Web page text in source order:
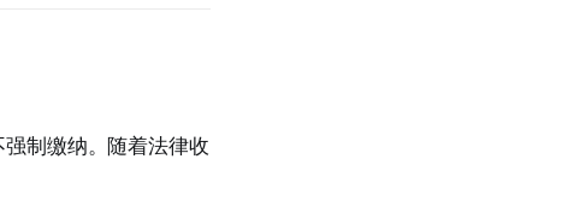
制缴纳。随着法律收